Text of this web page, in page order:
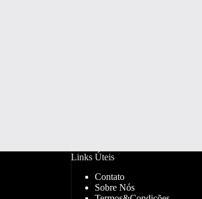
Links Úteis
Contato
Sobre Nós